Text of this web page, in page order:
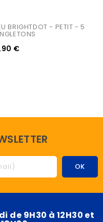
BRIGHTDOT - PETIT - 5
€
de 9H30 à 12H30 et